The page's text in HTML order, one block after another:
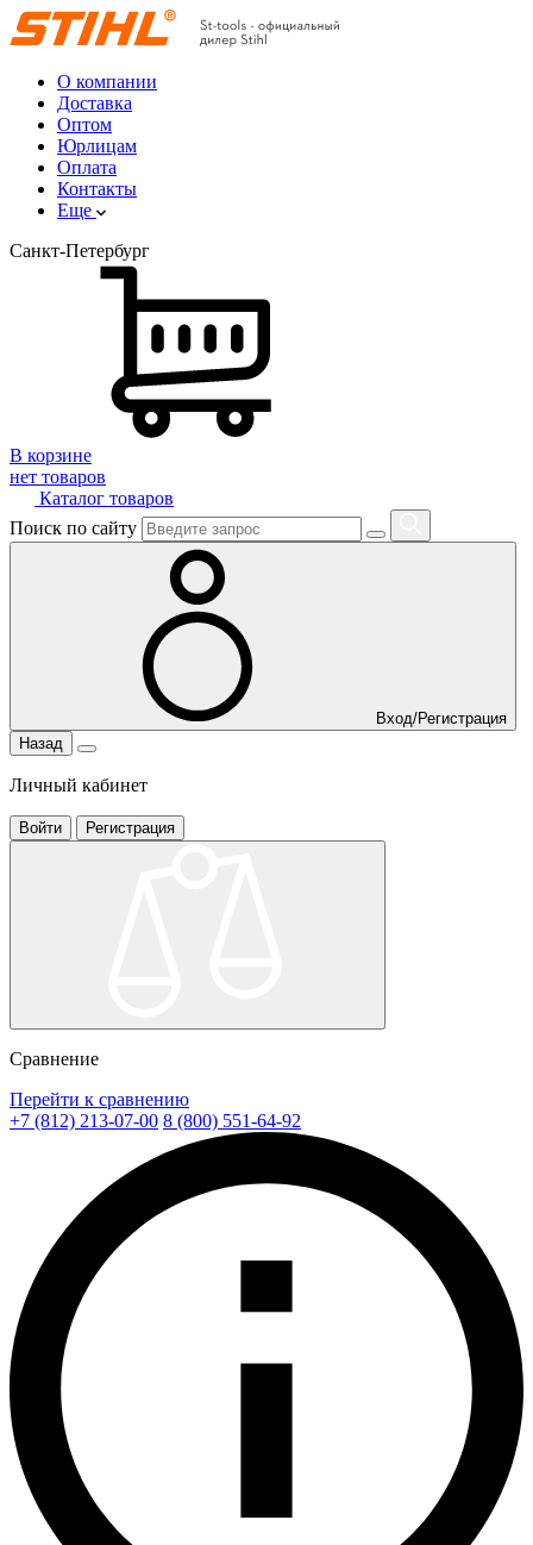
О компании
Доставка
Оптом
Юрлицам
Оплата
Контакты
Еще
Санкт-Петербург
В корзине
нет товаров
Каталог товаров
Поиск по сайту
Вход/Регистрация
Назад
Личный кабинет
Войти Регистрация
Сравнение
Перейти к сравнению
+7 (812) 213-07-00 8 (800) 551-64-92